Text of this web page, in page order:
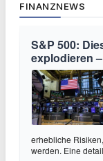
FINANZNEWS
S&P 500:
explodieren
erhebliche
werden. Eine